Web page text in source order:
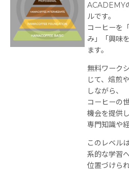
ACADEMY
ルです。
コーヒーを
み」「興味
ます。
無料ワーク
じて、焙煎
しながら、
コーヒーの
機会を提供し
専門知識や
このレベル
系的な学習
位置づけら